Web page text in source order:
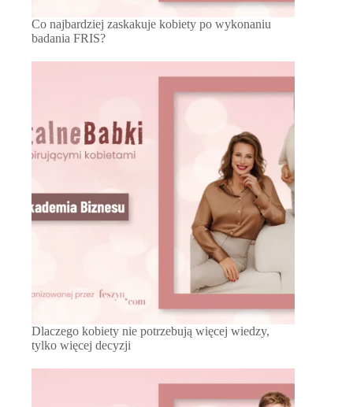
Co najbardziej zaskakuje kobiety po wykonaniu
badania FRIS?
Dlaczego kobiety nie potrzebują więcej wiedzy,
tylko więcej decyzji